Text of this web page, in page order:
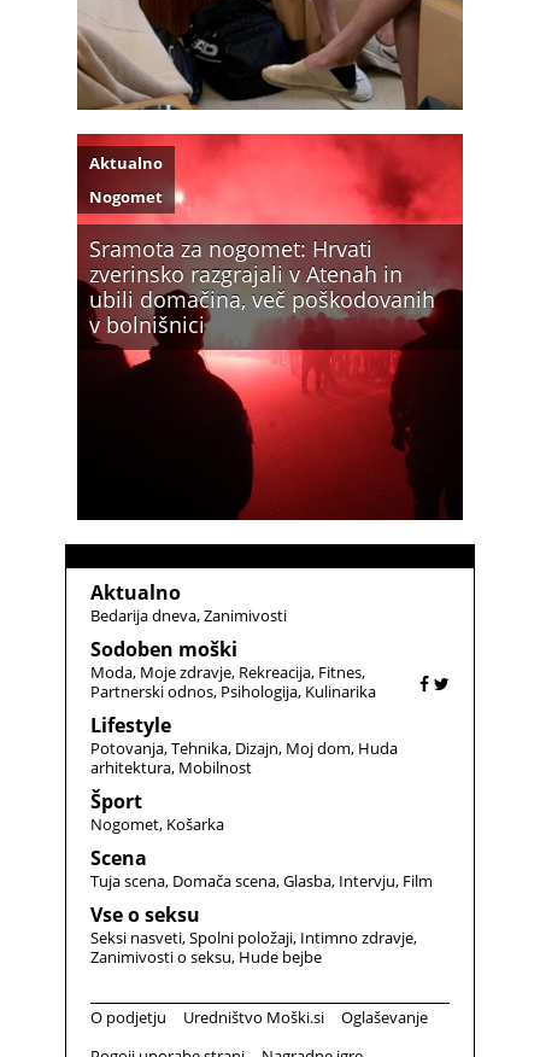
Sramota za nogomet: Hrvati
zverinsko razgrajali v Atenah in
ubili domačina, več poškodovanih
v bolnišnici
Aktualno
Nogomet
Aktualno
Bedarija dneva Zanimivosti
Sodoben moški
Moda Moje zdravje Rekreacija Fitnes
Partnerski odnos Psihologija Kulinarika
Lifestyle
Potovanja Tehnika Dizajn Moj dom Huda
arhitektura Mobilnost
Šport
Nogomet Košarka
Scena
Tuja scena Domača scena Glasba Intervju Film
Vse o seksu
Seksi nasveti Spolni položaji Intimno zdravje
Zanimivosti o seksu Hude bejbe
O podjetju Uredništvo Moški.si
Oglaševanje